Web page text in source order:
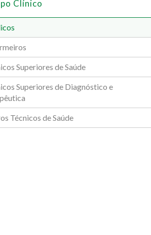
Clínico
Superiores de Saúde
Superiores de Diagnóstico e
Técnicos de Saúde